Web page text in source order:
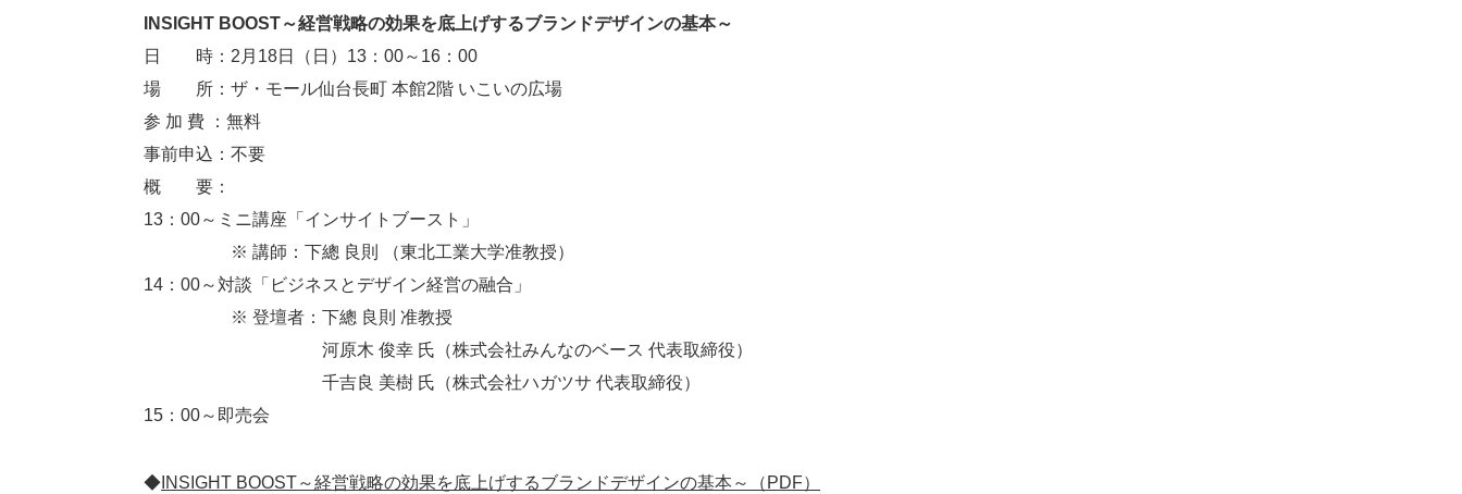
INSIGHT BOOST～経営戦略の効果を底上げするブランドデザインの基本～
日 時：2月18日（日）13：00～16：00
場 所：ザ・モール仙台長町 本館2階 いこいの広場
参 加 費 ：無料
事前申込：不要
概 要：
13：00～ミニ講座「インサイトブースト」
※ 講師：下總 良則 （東北工業大学准教授）
14：00～対談「ビジネスとデザイン経営の融合」
※ 登壇者：下總 良則 准教授
河原木 俊幸 氏（株式会社みんなのベース 代表取締役）
千吉良 美樹 氏（株式会社ハガツサ 代表取締役）
15：00～即売会
◆ INSIGHT BOOST～経営戦略の効果を底上げするブランドデザインの基本～（PDF）